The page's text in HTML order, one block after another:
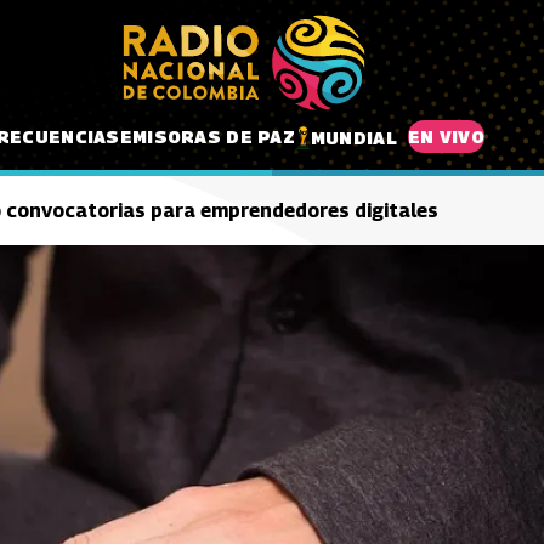
EMISORAS DE PAZ MUNDIAL EN VIVO
convocatorias para emprendedores digitales